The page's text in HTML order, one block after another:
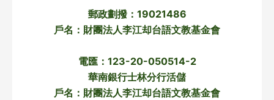
郵政劃撥：19021486
戶名：財團法人李江却台語文教基金會
電匯：123-20-050514-2
華南銀行士林分行活儲
戶名：財團法人李江却台語文教基金會